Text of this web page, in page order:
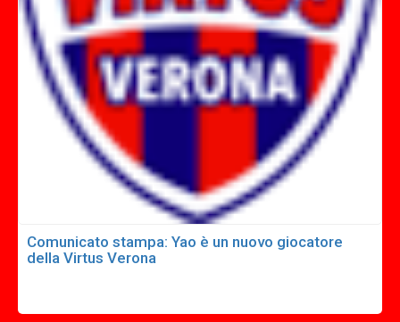
Comunicato stampa: Yao è un nuovo giocatore
della Virtus Verona